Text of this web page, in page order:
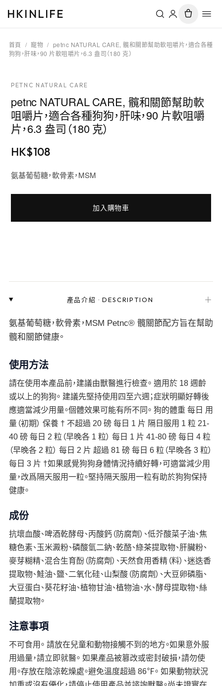
HKINLIFE
首頁 / 寵物 / petnc NATURAL CARE, 髖和關節幫助軟咀嚼片，適合各種
狗狗，肝味，90 片軟咀嚼片，6.3 盎司（180 克）
PETNC NATURAL CARE
petnc NATURAL CARE, 髖和關節幫助軟
咀嚼片，適合各種狗狗，肝味，90 片軟咀嚼
片，6.3 盎司（180 克）
HK$108
氨基葡萄糖，軟骨素，MSM
加入購物車
產品介紹 ·DESCRIPTION ＋
氨基葡萄糖，軟骨素，MSM Petnc® 髖關節配方旨在幫助
髖和關節健康。
使用方法
請在使用本產品前，建議由獸醫進行檢查。 適用於 18 週齡
或以上的狗狗。 建議先堅持使用四至六週；症狀明顯好轉後
應適當減少用量。個體效果可能有所不同。 狗的體重 每日 用
量（初期） 保養 † 不超過 20 磅 每日 1 片 隔日服用 1 粒 21-
40 磅 每日 2 粒（早晚各 1 粒） 每日 1 片 41-80 磅 每日 4 粒
（早晚各 2 粒） 每日 2 片 超過 81 磅 每日 6 粒（早晚各 3 粒）
每日 3 片 †如果感覺狗狗身體情況持續好轉，可適當減少用
量，改爲隔天服用一粒。堅持隔天服用一粒有助於狗狗保持
健康。
成份
抗壞血酸、啤酒乾酵母、丙酸鈣（防腐劑）、低芥酸菜子油、焦
糖色素、玉米澱粉、磷酸氫二鈉、乾酪、綠茶提取物、肝臟粉、
麥芽糊精、混合生育酚（防腐劑）、天然食用香精（料）、迷迭香
提取物、鮭油、鹽、二氧化硅、山梨酸（防腐劑）、大豆卵磷脂、
大豆蛋白、葵花籽油、植物甘油、植物油、水、酵母提取物、絲
蘭提取物。
注意事項
不可食用。 請放在兒童和動物接觸不到的地方。如果意外服
用過量，請立即就醫。 如果產品被篡改或密封破損，請勿使
用。存放在陰涼乾燥處。避免溫度超過 86℉。 如果動物狀況